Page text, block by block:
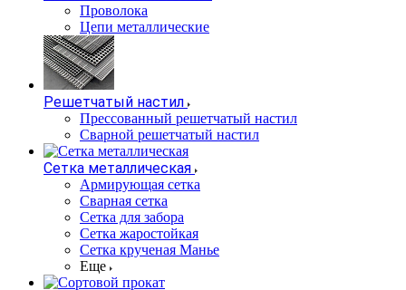
Проволока
Цепи металлические
Решетчатый настил
Прессованный решетчатый настил
Сварной решетчатый настил
Сетка металлическая
Армирующая сетка
Сварная сетка
Сетка для забора
Сетка жаростойкая
Сетка крученая Манье
Еще